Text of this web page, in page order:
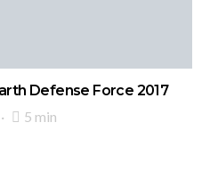
Defense Force 2017
5 min